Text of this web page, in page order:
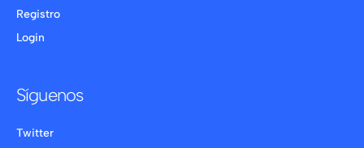
Registro
Login
Síguenos
Twitter